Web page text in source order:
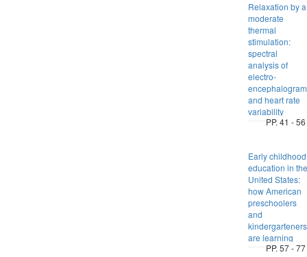
Relaxation by a
moderate
thermal
stimulation:
spectral
analysis of
electro-
encephalogram
and heart rate
variability
PP. 41 - 56
Early childhood
education in the
United States:
how American
preschoolers
and
kindergarteners
are learning
PP. 57 - 77